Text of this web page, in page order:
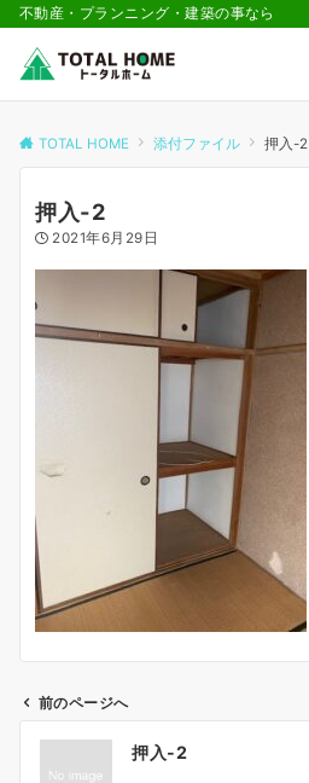
不動産・プランニング・建築の事なら
TOTAL HOME 添付ファイル 押入-2
押入-2
2021年6月29日
前のページへ
押入-2